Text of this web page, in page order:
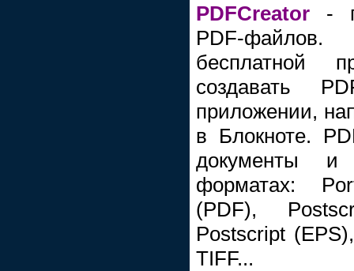
PDFCreator -
PDF-
бесплатной
создавать
приложении,
в Блокноте.
документы
форматах:
(PDF),
Postscript
TIFF...